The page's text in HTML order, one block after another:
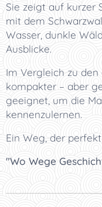
Sie zeigt auf kurzer
mit dem
Wasser, dunkle
Ausblicke.
Im Vergleich zu
kompakter – aber
geeignet, um die
kennenzulernen.
Ein Weg, der
"Wo Wege